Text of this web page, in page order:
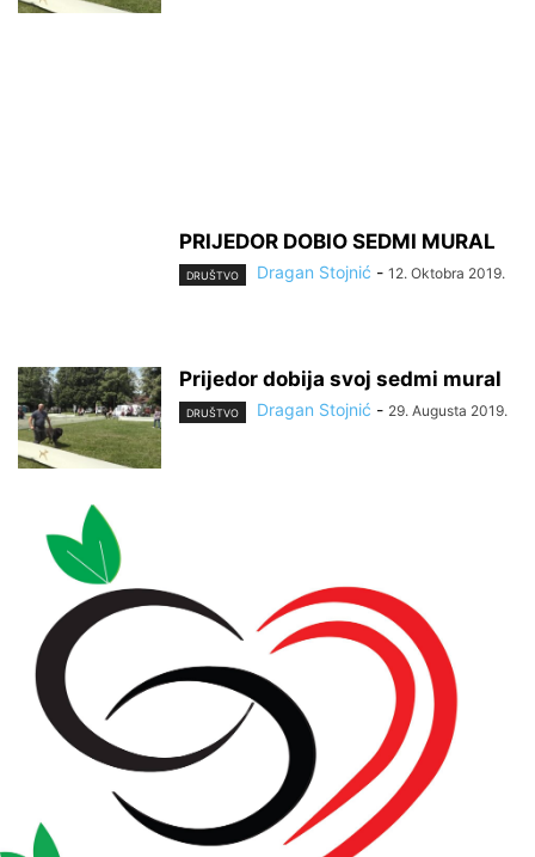
PRIJEDOR DOBIO SEDMI MURAL
DRUŠTVO Dragan Stojnić - 12. Oktobra 2019.
Prijedor dobija svoj sedmi mural
DRUŠTVO Dragan Stojnić - 29. Augusta 2019.